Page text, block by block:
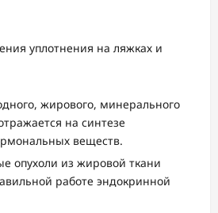
уплотнения на ляжках и
жирового, минерального
на синтезе
веществ.
опухоли из жировой ткани
работе эндокринной